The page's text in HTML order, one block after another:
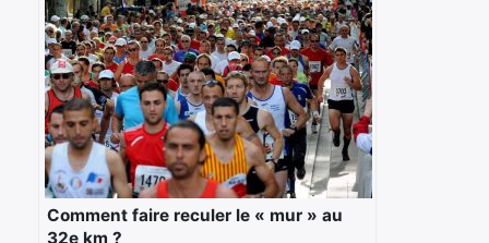
Comment faire reculer le « mur » au
32e km ?